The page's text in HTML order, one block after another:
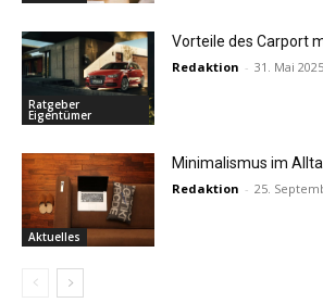
Ratgeber
Eigentümer
Vorteile des Carport
Redaktion - 31. Mai 2025
Aktuelles
Minimalismus im
Redaktion - 25.